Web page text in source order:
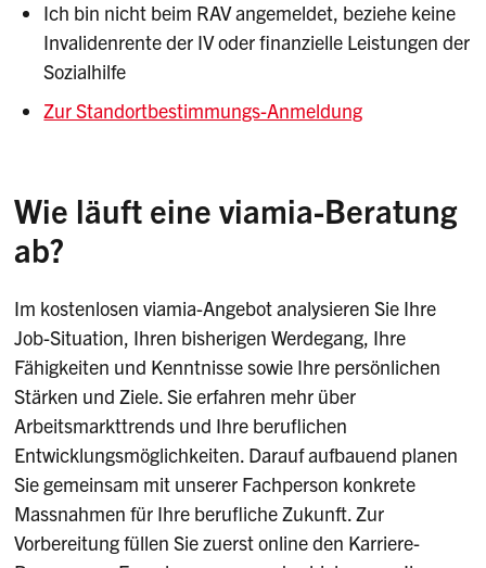
Ich bin nicht beim RAV angemeldet, beziehe keine
Invalidenrente der IV oder finanzielle Leistungen der
Sozialhilfe
Zur Standortbestimmungs-Anmeldung
Wie läuft eine viamia-Beratung
ab?
Im kostenlosen viamia-Angebot analysieren Sie Ihre
Job-Situation, Ihren bisherigen Werdegang, Ihre
Fähigkeiten und Kenntnisse sowie Ihre persönlichen
Stärken und Ziele. Sie erfahren mehr über
Arbeitsmarkttrends und Ihre beruflichen
Entwicklungsmöglichkeiten. Darauf aufbauend planen
Sie gemeinsam mit unserer Fachperson konkrete
Massnahmen für Ihre berufliche Zukunft. Zur
Vorbereitung füllen Sie zuerst online den Karriere-